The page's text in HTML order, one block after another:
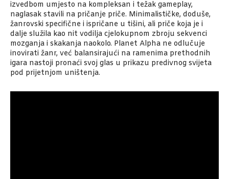
izvedbom umjesto na kompleksan i težak gameplay,
naglasak stavili na pričanje priče. Minimalističke, doduše,
žanrovski specifične i ispričane u tišini, ali priče koja je i
dalje služila kao nit vodilja cjelokupnom zbroju sekvenci
mozganja i skakanja naokolo. Planet Alpha ne odlučuje
inovirati žanr, već balansirajući na ramenima prethodnih
igara nastoji pronaći svoj glas u prikazu predivnog svijeta
pod prijetnjom uništenja.